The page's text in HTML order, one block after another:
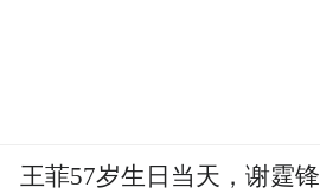
王菲57岁生日当天，谢霆锋